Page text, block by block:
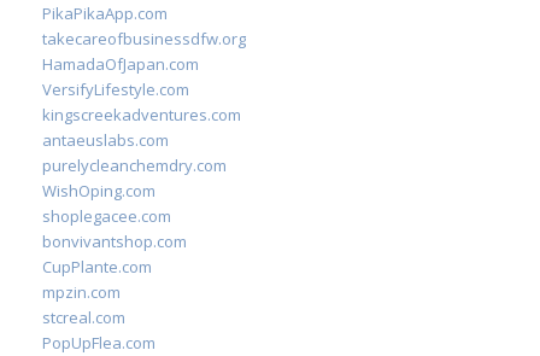
PikaPikaApp.com
takecareofbusinessdfw.org
HamadaOfJapan.com
VersifyLifestyle.com
kingscreekadventures.com
antaeuslabs.com
purelycleanchemdry.com
WishOping.com
shoplegacee.com
bonvivantshop.com
CupPlante.com
mpzin.com
stcreal.com
PopUpFlea.com